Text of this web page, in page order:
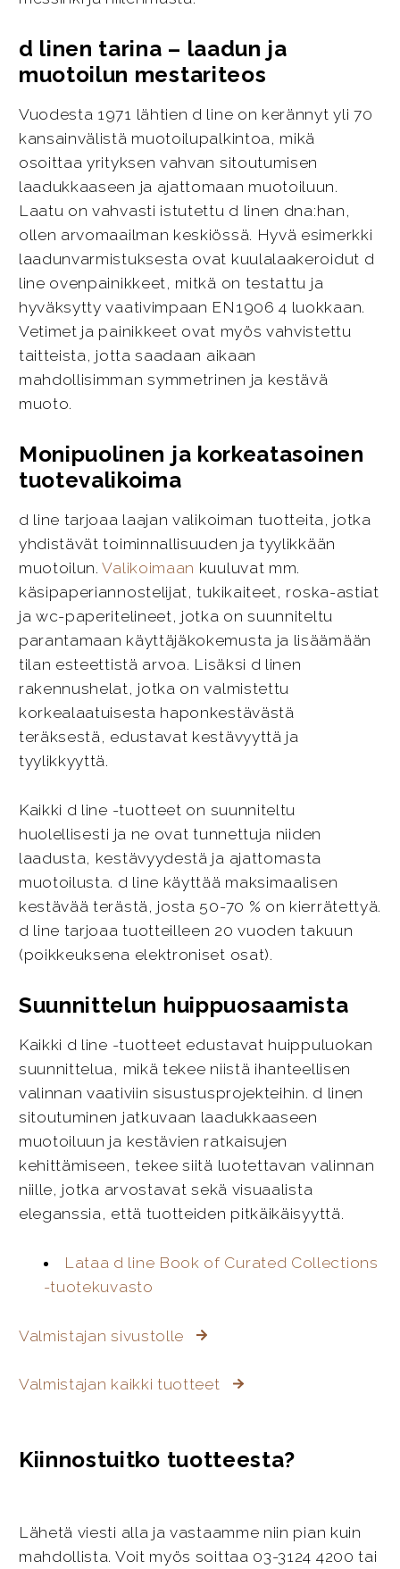
d linen tarina – laadun ja
muotoilun mestariteos
Vuodesta 1971 lähtien d line on kerännyt yli 70
kansainvälistä muotoilupalkintoa, mikä
osoittaa yrityksen vahvan sitoutumisen
laadukkaaseen ja ajattomaan muotoiluun.
Laatu on vahvasti istutettu d linen dna:han,
ollen arvomaailman keskiössä. Hyvä esimerkki
laadunvarmistuksesta ovat kuulalaakeroidut d
line ovenpainikkeet, mitkä on testattu ja
hyväksytty vaativimpaan EN1906 4 luokkaan.
Vetimet ja painikkeet ovat myös vahvistettu
taitteista, jotta saadaan aikaan
mahdollisimman symmetrinen ja kestävä
muoto.
Monipuolinen ja korkeatasoinen
tuotevalikoima
d line tarjoaa laajan valikoiman tuotteita, jotka
yhdistävät toiminnallisuuden ja tyylikkään
muotoilun.Valikoimaan kuuluvat mm.
käsipaperiannostelijat, tukikaiteet, roska-astiat
ja wc-paperitelineet, jotka on suunniteltu
parantamaan käyttäjäkokemusta ja lisäämään
tilan esteettistä arvoa. Lisäksi d linen
rakennushelat, jotka on valmistettu
korkealaatuisesta haponkestävästä
teräksestä, edustavat kestävyyttä ja
tyylikkyyttä.
Kaikki d line -tuotteet on suunniteltu
huolellisesti ja ne ovat tunnettuja niiden
laadusta, kestävyydestä ja ajattomasta
muotoilusta. d line käyttää maksimaalisen
kestävää terästä, josta 50-70 % on kierrätettyä.
d line tarjoaa tuotteilleen 20 vuoden takuun
(poikkeuksena elektroniset osat).
Suunnittelun huippuosaamista
Kaikki d line -tuotteet edustavat huippuluokan
suunnittelua, mikä tekee niistä ihanteellisen
valinnan vaativiin sisustusprojekteihin. d linen
sitoutuminen jatkuvaan laadukkaaseen
muotoiluun ja kestävien ratkaisujen
kehittämiseen, tekee siitä luotettavan valinnan
niille, jotka arvostavat sekä visuaalista
eleganssia, että tuotteiden pitkäikäisyyttä.
Lataa d line Book of Curated Collections
-tuotekuvasto
Valmistajan sivustolle
Valmistajan kaikki tuotteet
Kiinnostuitko tuotteesta?
Lähetä viesti alla ja vastaamme niin pian kuin
mahdollista. Voit myös soittaa 03-3124 4200 tai